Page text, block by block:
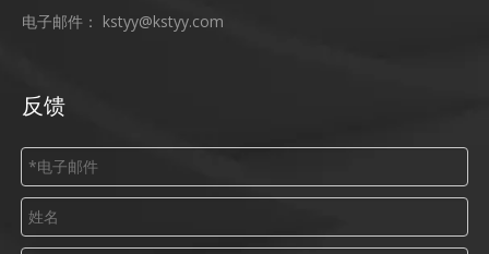
电子邮件： kstyy@kstyy.com
反馈